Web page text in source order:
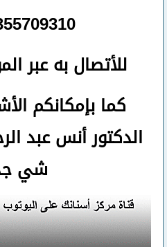
للأتصالبه عبر
كما بإمكانكم
الدكتور أنس عبد
شي